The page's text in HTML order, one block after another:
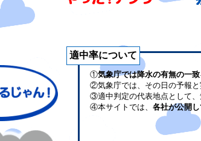
適中率について
①気象庁では降水の有無の一致
②気象庁では、その日の予報と
③適中判定の代表地点として
④本サイトでは、 各社が公開